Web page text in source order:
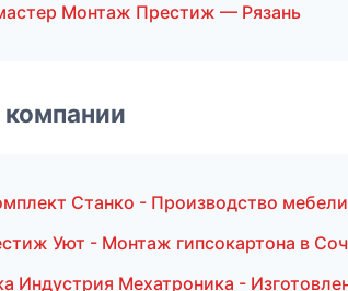
Монтаж Престиж — Рязань
Станко - Производство мебели
Уют - Монтаж гипсокартона в
Индустрия Мехатроника -